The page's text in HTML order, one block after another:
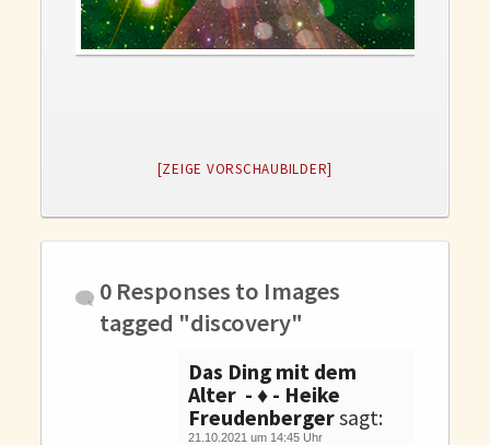
Shop
[ZEIGE VORSCHAUBILDER]
0 Responses to Images
tagged "discovery"
Das Ding mit dem
Alter - ♦ - Heike
Freudenbergersagt:
21.10.2021 um 14:45 Uhr